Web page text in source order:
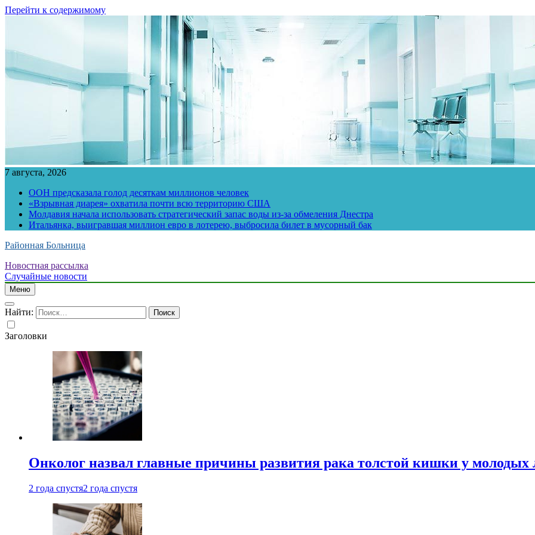
Перейти к содержимому
7 августа, 2026
ООН предсказала голод десяткам миллионов человек
«Взрывная диарея» охватила почти всю территорию США
Молдавия начала использовать стратегический запас воды из-за обмеления Днестра
Итальянка, выигравшая миллион евро в лотерею, выбросила билет в мусорный бак
Районная Больница
Новостная рассылка
Случайные новости
Меню
Найти:
Заголовки
Онколог назвал главные причины развития рака толстой кишки у молодых
2 года спустя2 года спустя